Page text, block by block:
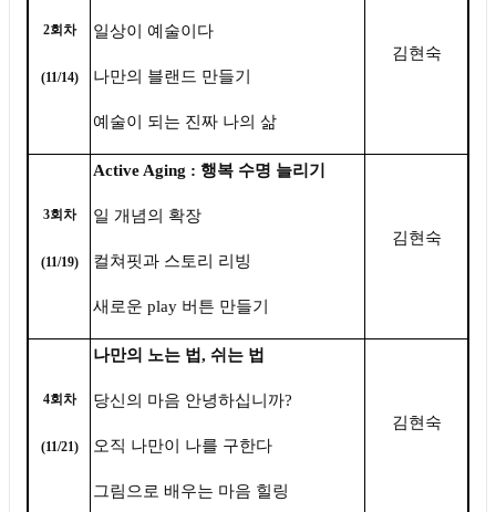
2회차
(11/14)
일상이 예술이다
나만의 블랜드 만들기
예술이 되는 진짜 나의 삶
김현숙
3회차
(11/19)
Active Aging : 행복 수명 늘리기
일 개념의 확장
컬쳐핏과 스토리 리빙
새로운 play 버튼 만들기
김현숙
4회차
(11/21)
나만의 노는 법, 쉬는 법
당신의 마음 안녕하십니까?
오직 나만이 나를 구한다
그림으로 배우는 마음 힐링
김현숙